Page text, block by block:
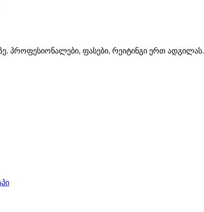
პროფესიონალები, ფასები, რეიტინგი ერთ ადგილას.